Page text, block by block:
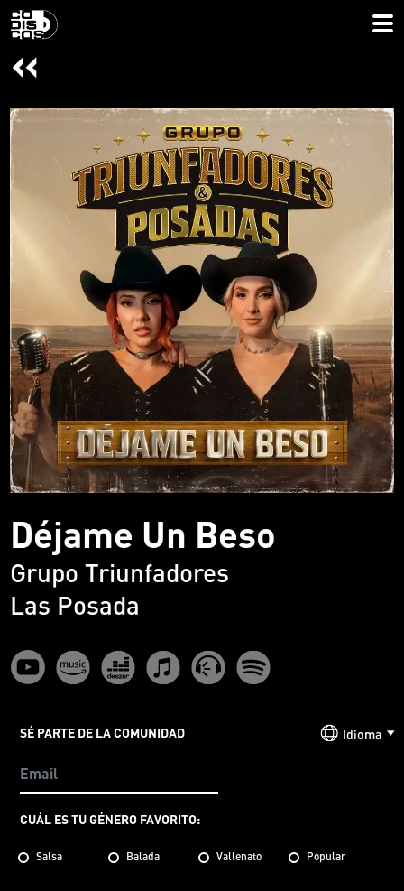
Déjame Un Beso
Grupo Triunfadores
Las Posada
SÉ PARTE DE LA COMUNIDAD
CUÁL ES TU GÉNERO FAVORITO:
Salsa Balada Vallenato Popular
Idioma